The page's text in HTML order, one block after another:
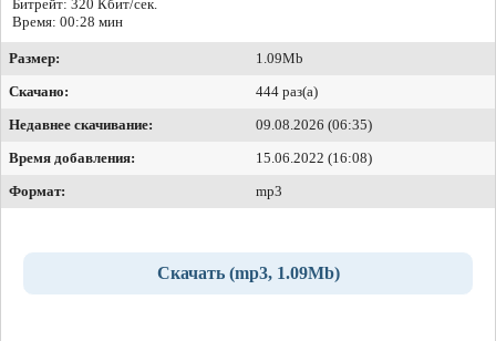
Битрейт: 320 Кбит/сек.
Время: 00:28 мин
Размер:
1.09Mb
Скачано:
444 раз(а)
Недавнее скачивание:
09.08.2026 (06:35)
Время добавления:
15.06.2022 (16:08)
Формат:
mp3
Скачать (mp3, 1.09Mb)